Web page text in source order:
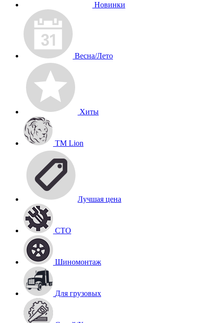
Новинки
Весна/Лето
Хиты
TM Lion
Лучшая цена
СТО
Шиномонтаж
Для грузовых